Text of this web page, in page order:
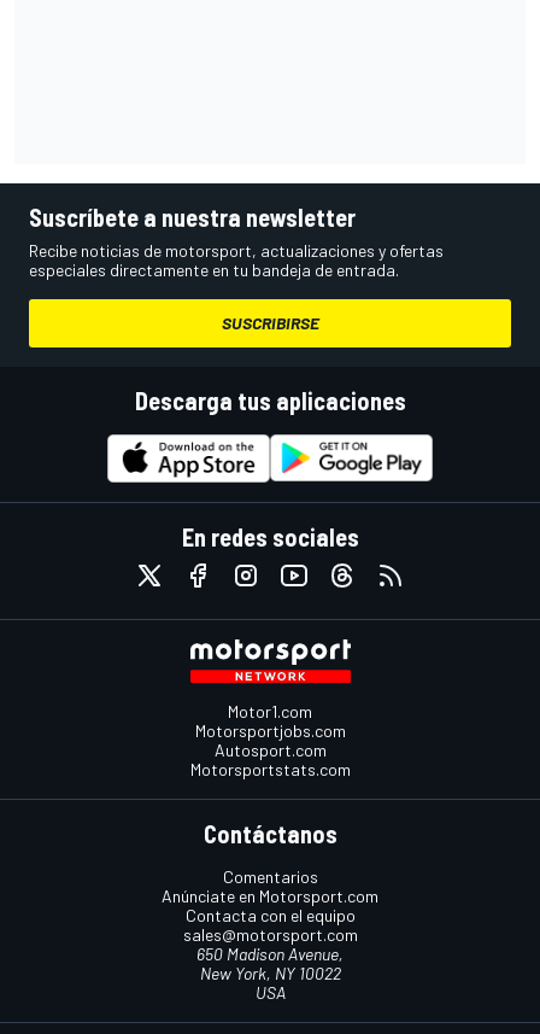
Suscríbete a nuestra newsletter
Recibe noticias de motorsport, actualizaciones y ofertas
especiales directamente en tu bandeja de entrada.
SUSCRIBIRSE
Descarga tus aplicaciones
En redes sociales
Motor1.com
Motorsportjobs.com
Autosport.com
Motorsportstats.com
Contáctanos
Comentarios
Anúnciate en Motorsport.com
Contacta con el equipo
sales@motorsport.com
650 Madison Avenue,
New York, NY 10022
USA